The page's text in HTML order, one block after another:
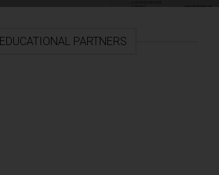
EDUCATIONAL PARTNERS